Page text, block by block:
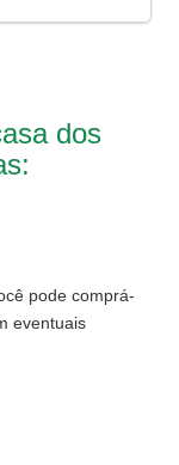
dos
pode comprá-
eventuais